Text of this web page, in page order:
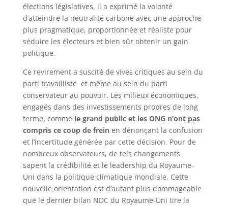
élections législatives, il a exprimé la volonté
d’atteindre la neutralité carbone avec une approche
plus pragmatique, proportionnée et réaliste pour
séduire les électeurs et bien sûr obtenir un gain
politique.
Ce revirement a suscité de vives critiques au sein du
parti travailliste et même au sein du parti
conservateur au pouvoir. Les milieux économiques,
engagés dans des investissements propres de long
terme, comme le grand public et les ONG n’ont pas
compris ce coup de freinen dénonçant la confusion
et l’incertitude générée par cette décision. Pour de
nombreux observateurs, de tels changements
sapent la crédibilité et le leadership du Royaume-
Uni dans la politique climatique mondiale. Cette
nouvelle orientation est d’autant plus dommageable
que le dernier bilan NDC du Royaume-Uni tire la